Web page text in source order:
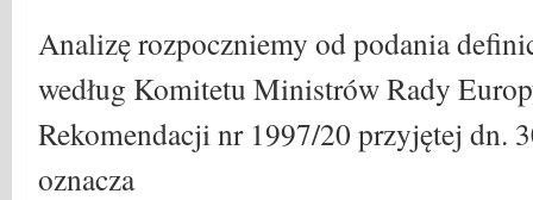
Analizę rozpoczniemy od podania
według Komitetu Ministrów Rady
Rekomendacji nr 1997/20 przyjętej dn.
oznacza